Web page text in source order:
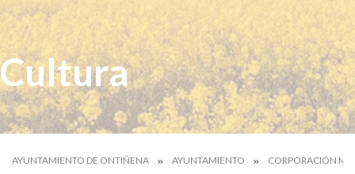
Cultura
AYUNTAMIENTO DE ONTIÑENA AYUNTAMIENTO CORPORACIÓN